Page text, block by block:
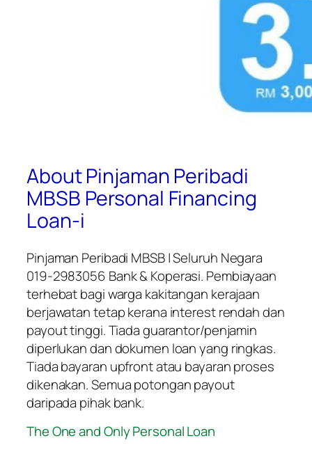
About Pinjaman Peribadi
MBSB Personal Financing
Loan-i
Pinjaman Peribadi MBSB | Seluruh Negara
019-2983056 Bank & Koperasi. Pembiayaan
terhebat bagi warga kakitangan kerajaan
berjawatan tetap kerana interest rendah dan
payout tinggi. Tiada guarantor/penjamin
diperlukan dan dokumen loan yang ringkas.
Tiada bayaran upfront atau bayaran proses
dikenakan. Semua potongan payout
daripada pihak bank.
The One and Only Personal Loan